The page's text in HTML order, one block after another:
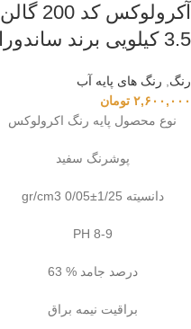
آکرولوکس کد 200 گالن
3.5 کیلویی برند ساندورا
رنگ
رنگ‌ های پایه آب
۲,۶۰۰,۰۰۰ تومان
نوع محصول پایه رنگ اکرولوکس
پوشرنگ سفید
دانسیته 1/25±0/05 gr/cm3
PH 8-9
درصد جامد % 63
براقیت نیمه براق